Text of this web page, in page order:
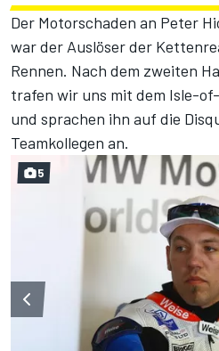
Der Motorschaden an Peter
war der Auslöser der
Rennen. Nach dem zweiten
trafen wir uns mit dem Isle-
und sprachen ihn auf die
Teamkollegen an.
5